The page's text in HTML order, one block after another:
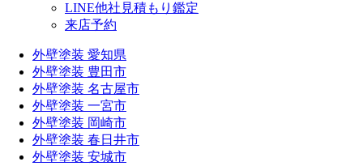
LINE他社見積もり鑑定
来店予約
外壁塗装 愛知県
外壁塗装 豊田市
外壁塗装 名古屋市
外壁塗装 一宮市
外壁塗装 岡崎市
外壁塗装 春日井市
外壁塗装 安城市